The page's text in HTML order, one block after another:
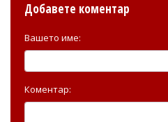
Добавете коментар
Вашето име:
Коментар: